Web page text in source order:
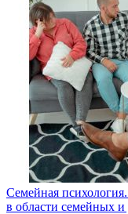
Семейная
в области семейных и